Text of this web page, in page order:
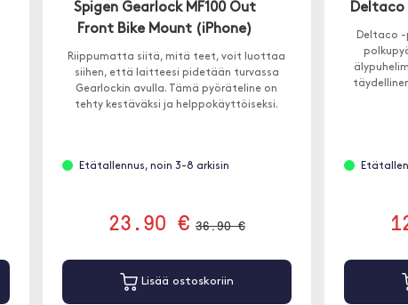
Spigen Gearlock MF100 Out
Front Bike Mount (iPhone)
Riippumatta siitä, mitä teet, voit luottaa
siihen, että laitteesi pidetään turvassa
Gearlockin avulla. Tämä pyöräteline on
tehty kestäväksi ja helppokäyttöiseksi.
Etätallennus, noin 3-8 arkisin
23.90 € 36.90 €
Lisää ostoskoriin
Deltaco
Deltaco